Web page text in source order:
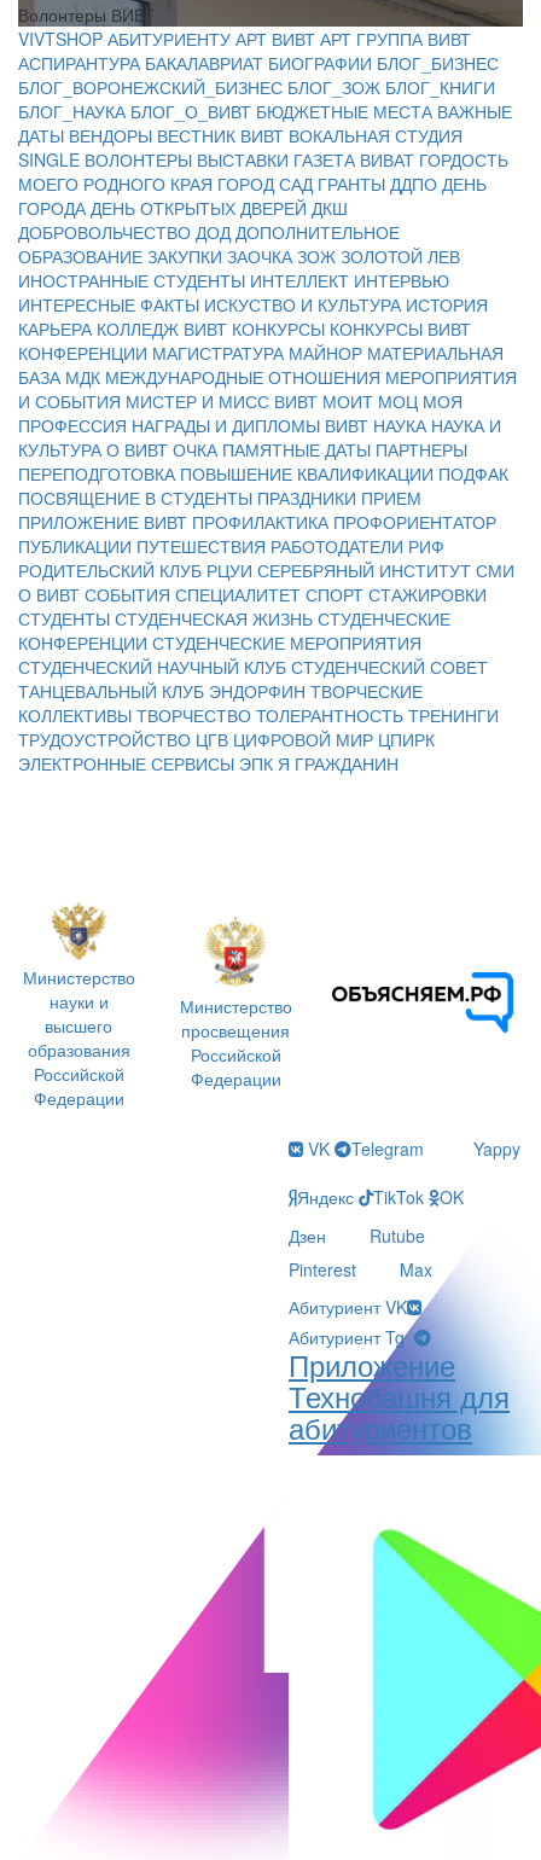
Волонтеры ВИВТ
VIVTSHOP АБИТУРИЕНТУ АРТ ВИВТ АРТ ГРУППА ВИВТ
АСПИРАНТУРА БАКАЛАВРИАТ БИОГРАФИИ БЛОГ_БИЗНЕС
БЛОГ_ВОРОНЕЖСКИЙ_БИЗНЕС БЛОГ_ЗОЖ БЛОГ_КНИГИ
БЛОГ_НАУКА БЛОГ_О_ВИВТ БЮДЖЕТНЫЕ МЕСТА ВАЖНЫЕ
ДАТЫ ВЕНДОРЫ ВЕСТНИК ВИВТ ВОКАЛЬНАЯ СТУДИЯ
SINGLE ВОЛОНТЕРЫ ВЫСТАВКИ ГАЗЕТА ВИВАТ ГОРДОСТЬ
МОЕГО РОДНОГО КРАЯ ГОРОД САД ГРАНТЫ ДДПО ДЕНЬ
ГОРОДА ДЕНЬ ОТКРЫТЫХ ДВЕРЕЙ ДКШ
ДОБРОВОЛЬЧЕСТВО ДОД ДОПОЛНИТЕЛЬНОЕ
ОБРАЗОВАНИЕ ЗАКУПКИ ЗАОЧКА ЗОЖ ЗОЛОТОЙ ЛЕВ
ИНОСТРАННЫЕ СТУДЕНТЫ ИНТЕЛЛЕКТ ИНТЕРВЬЮ
ИНТЕРЕСНЫЕ ФАКТЫ ИСКУСТВО И КУЛЬТУРА ИСТОРИЯ
КАРЬЕРА КОЛЛЕДЖ ВИВТ КОНКУРСЫ КОНКУРСЫ ВИВТ
КОНФЕРЕНЦИИ МАГИСТРАТУРА МАЙНОР МАТЕРИАЛЬНАЯ
БАЗА МДК МЕЖДУНАРОДНЫЕ ОТНОШЕНИЯ МЕРОПРИЯТИЯ
И СОБЫТИЯ МИСТЕР И МИСС ВИВТ МОИТ МОЦ МОЯ
ПРОФЕССИЯ НАГРАДЫ И ДИПЛОМЫ ВИВТ НАУКА НАУКА И
КУЛЬТУРА О ВИВТ ОЧКА ПАМЯТНЫЕ ДАТЫ ПАРТНЕРЫ
ПЕРЕПОДГОТОВКА ПОВЫШЕНИЕ КВАЛИФИКАЦИИ ПОДФАК
ПОСВЯЩЕНИЕ В СТУДЕНТЫ ПРАЗДНИКИ ПРИЕМ
ПРИЛОЖЕНИЕ ВИВТ ПРОФИЛАКТИКА ПРОФОРИЕНТАТОР
ПУБЛИКАЦИИ ПУТЕШЕСТВИЯ РАБОТОДАТЕЛИ РИФ
РОДИТЕЛЬСКИЙ КЛУБ РЦУИ СЕРЕБРЯНЫЙ ИНСТИТУТ СМИ
О ВИВТ СОБЫТИЯ СПЕЦИАЛИТЕТ СПОРТ СТАЖИРОВКИ
СТУДЕНТЫ СТУДЕНЧЕСКАЯ ЖИЗНЬ СТУДЕНЧЕСКИЕ
КОНФЕРЕНЦИИ СТУДЕНЧЕСКИЕ МЕРОПРИЯТИЯ
СТУДЕНЧЕСКИЙ НАУЧНЫЙ КЛУБ СТУДЕНЧЕСКИЙ СОВЕТ
ТАНЦЕВАЛЬНЫЙ КЛУБ ЭНДОРФИН ТВОРЧЕСКИЕ
КОЛЛЕКТИВЫ ТВОРЧЕСТВО ТОЛЕРАНТНОСТЬ ТРЕНИНГИ
ТРУДОУСТРОЙСТВО ЦГВ ЦИФРОВОЙ МИР ЦПИРК
ЭЛЕКТРОННЫЕ СЕРВИСЫ ЭПК Я ГРАЖДАНИН
Министерство
науки и
высшего
образования
Российской
Федерации
Министерство
просвещения
Российской
Федерации
VK Telegram
Yappy
Яндекс
TikTok
OK
Дзен
Rutube
Pinterest
Max
Абитуриент VK
Абитуриент Tg
Приложение
Технобашня для
абитуриентов